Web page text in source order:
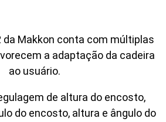
da Makkon conta com múltiplas
a adaptação da cadeira
ao usuário.
de altura do encosto,
do encosto, altura e ângulo do